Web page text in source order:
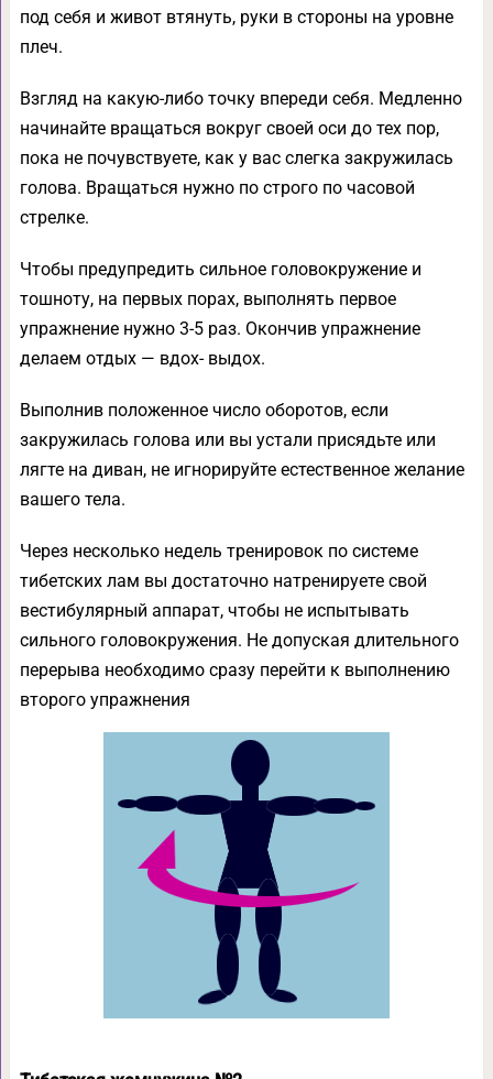
под себя и живот втянуть, руки в стороны на уровне
плеч.
Взгляд на какую-либо точку впереди себя. Медленно
начинайте вращаться вокруг своей оси до тех пор,
пока не почувствуете, как у вас слегка закружилась
голова. Вращаться нужно по строго по часовой
стрелке.
Чтобы предупредить сильное головокружение и
тошноту, на первых порах, выполнять первое
упражнение нужно 3-5 раз. Окончив упражнение
делаем отдых — вдох- выдох.
Выполнив положенное число оборотов, если
закружилась голова или вы устали присядьте или
лягте на диван, не игнорируйте естественное желание
вашего тела.
Через несколько недель тренировок по системе
тибетских лам вы достаточно натренируете свой
вестибулярный аппарат, чтобы не испытывать
сильного головокружения. Не допуская длительного
перерыва необходимо сразу перейти к выполнению
второго упражнения